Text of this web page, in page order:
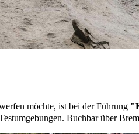
möchte, ist bei der Führung
Buchbar über